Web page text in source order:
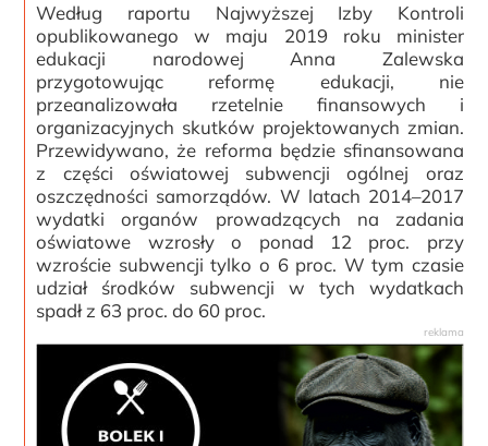
Według raportu Najwyższej Izby Kontroli
opublikowanego w maju 2019 roku minister
edukacji narodowej Anna Zalewska
przygotowując reformę edukacji, nie
przeanalizowała rzetelnie finansowych i
organizacyjnych skutków projektowanych zmian.
Przewidywano, że reforma będzie sfinansowana
z części oświatowej subwencji ogólnej oraz
oszczędności samorządów. W latach 2014–2017
wydatki organów prowadzących na zadania
oświatowe wzrosły o ponad 12 proc. przy
wzroście subwencji tylko o 6 proc. W tym czasie
udział środków subwencji w tych wydatkach
spadł z 63 proc. do 60 proc.